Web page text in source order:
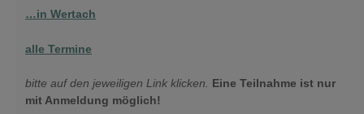
…in Wertach
alle Termine
bitte auf den jeweiligen Link klicken. Eine Teilnahme ist nur
mit Anmeldung möglich!